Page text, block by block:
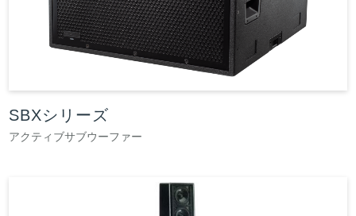
SBXシリーズ
アクティブサブウーファー